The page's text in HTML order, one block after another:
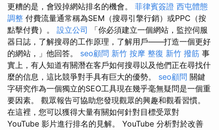
更糟的是，會毀掉網站排名的機會。 菲律賓簽證 西屯體態
調整 付費流量通常稱為SEM（搜尋引擎行銷）或PPC（按
點擊付費）。 設立公司 「你必須建立一個網站，監控伺服
器日誌，了解搜尋的工作原理，了解用戶——打造一個更好
的網站，」他回答。 seo顧問 新竹 按摩 整復 新竹 撥筋 事
實上，有人知道有關潛在客戶如何搜尋以及他們正在尋找什
麼的信息，這比競爭對手具有巨大的優勢。 seo顧問 關鍵
字研究作為一個獨立的SEO工具現在幾乎毫無疑問是一個重
要因素。 觀眾報告可協助您發現觀眾的興趣和觀看習慣。
在這裡，您可以獲得大量有關如何針對目標受眾對
YouTube 影片進行排名的見解。 YouTube 分析對於改善